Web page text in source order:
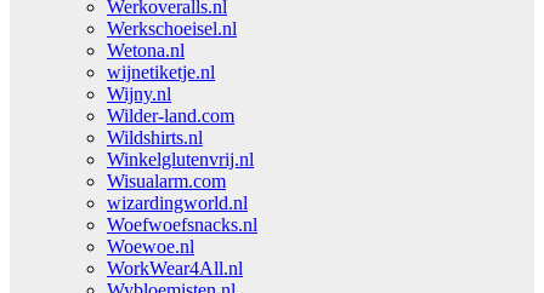
Werkoveralls.nl
Werkschoeisel.nl
Wetona.nl
wijnetiketje.nl
Wijny.nl
Wilder-land.com
Wildshirts.nl
Winkelglutenvrij.nl
Wisualarm.com
wizardingworld.nl
Woefwoefsnacks.nl
Woewoe.nl
WorkWear4All.nl